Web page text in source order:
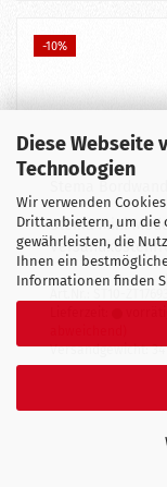
Diese Webseite
Technologien
Wir verwenden
Drittanbietern, um die
gewährleisten, die
Ihnen ein
Informationen finden
-10%
Stema Mini
Versandgewicht:34